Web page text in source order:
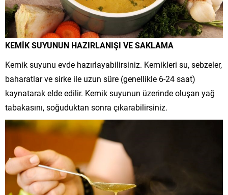
KEMİK SUYUNUN HAZIRLANIŞI VE SAKLAMA
Kemik suyunu evde hazırlayabilirsiniz. Kemikleri su, sebzeler,
baharatlar ve sirke ile uzun süre (genellikle 6-24 saat)
kaynatarak elde edilir. Kemik suyunun üzerinde oluşan yağ
tabakasını, soğuduktan sonra çıkarabilirsiniz.